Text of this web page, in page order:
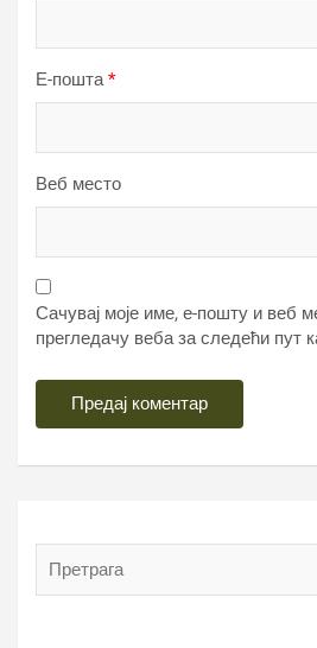
Е-пошта*
Веб место
Сачувај моје име, е-пошту и веб
прегледачу веба за следећи пут